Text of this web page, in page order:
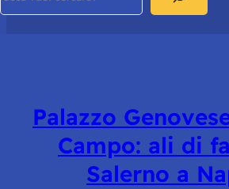
Palazzo
Campo: ali di
Salerno a